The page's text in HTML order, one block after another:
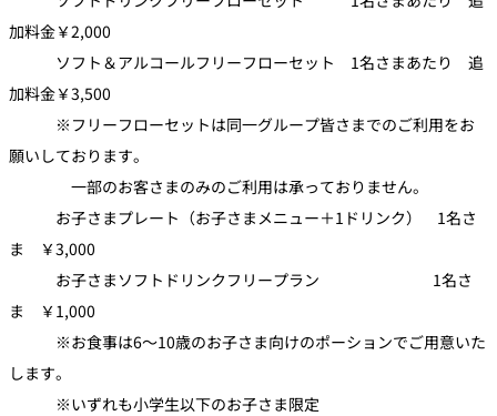
加料金￥2,000
ソフト＆アルコールフリーフローセット 1名さまあたり 追
加料金￥3,500
※フリーフローセットは同一グループ皆さまでのご利用をお
願いしております。
一部のお客さまのみのご利用は承っておりません。
お子さまプレート（お子さまメニュー＋1ドリンク） 1名さ
ま ￥3,000
お子さまソフトドリンクフリープラン 1名さ
ま ￥1,000
※お食事は6～10歳のお子さま向けのポーションでご用意いた
します。
※いずれも小学生以下のお子さま限定